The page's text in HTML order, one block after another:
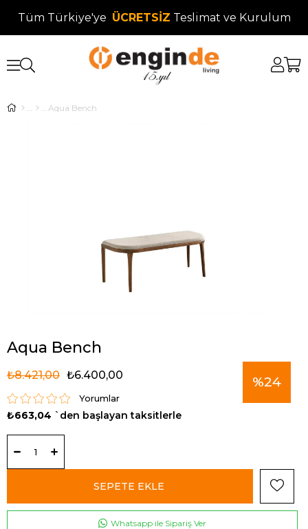
Tüm Türkiye'ye ÜCRETSİZ Teslimat ve Kurulum
Aqua Bench
Aqua Bench
%24
₺8.421,00 ₺6.400,00
Yorumlar
₺663,04 `den başlayan taksitlerle
Whatsapp ile Sipariş Ver